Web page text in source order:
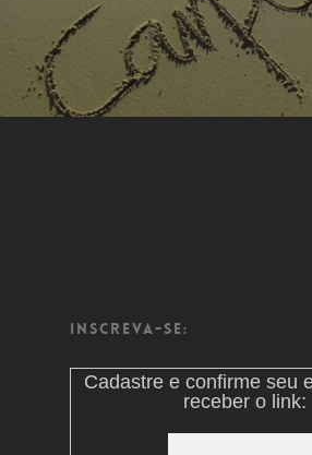
Inscreva-se:
Cadastre e confirme seu
receber o link: